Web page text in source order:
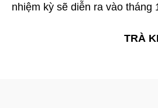
nhiệm kỳ sẽ diễn ra vào tháng
TRÀ